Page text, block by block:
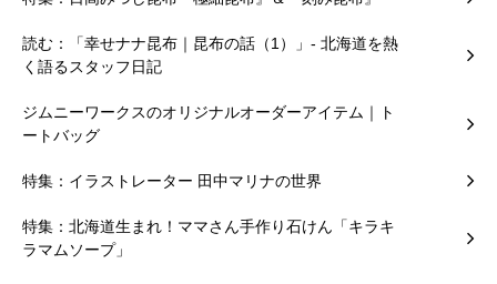
読む：「幸せナナ昆布｜昆布の話（1）」- 北海道を熱
く語るスタッフ日記
ジムニーワークスのオリジナルオーダーアイテム｜ト
ートバッグ
特集：イラストレーター 田中マリナの世界
特集：北海道生まれ！ママさん手作り石けん「キラキ
ラマムソープ」